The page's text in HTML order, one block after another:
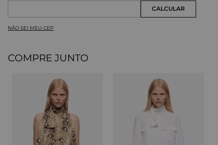
NÃO SEI MEU CEP
COMPRE JUNTO